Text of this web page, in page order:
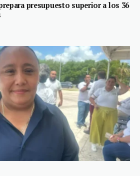
presupuesto superior a los 36